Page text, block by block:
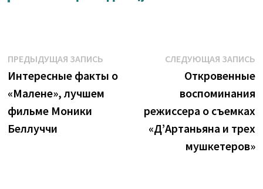
Навигация
по
записям
ПРЕДЫДУЩАЯ ЗАПИСЬПредыдущая
запись:
Интересные факты о
«Малене», лучшем
фильме Моники
Беллуччи
СЛЕДУЮЩАЯ ЗАПИСЬ
Откровенные
воспоминания
режиссера о съемках
«Д’Артаньяна и трех
мушкетеров»